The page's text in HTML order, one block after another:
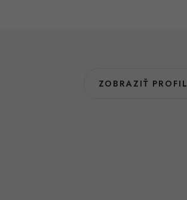
ZOBRAZIŤ PROFIL